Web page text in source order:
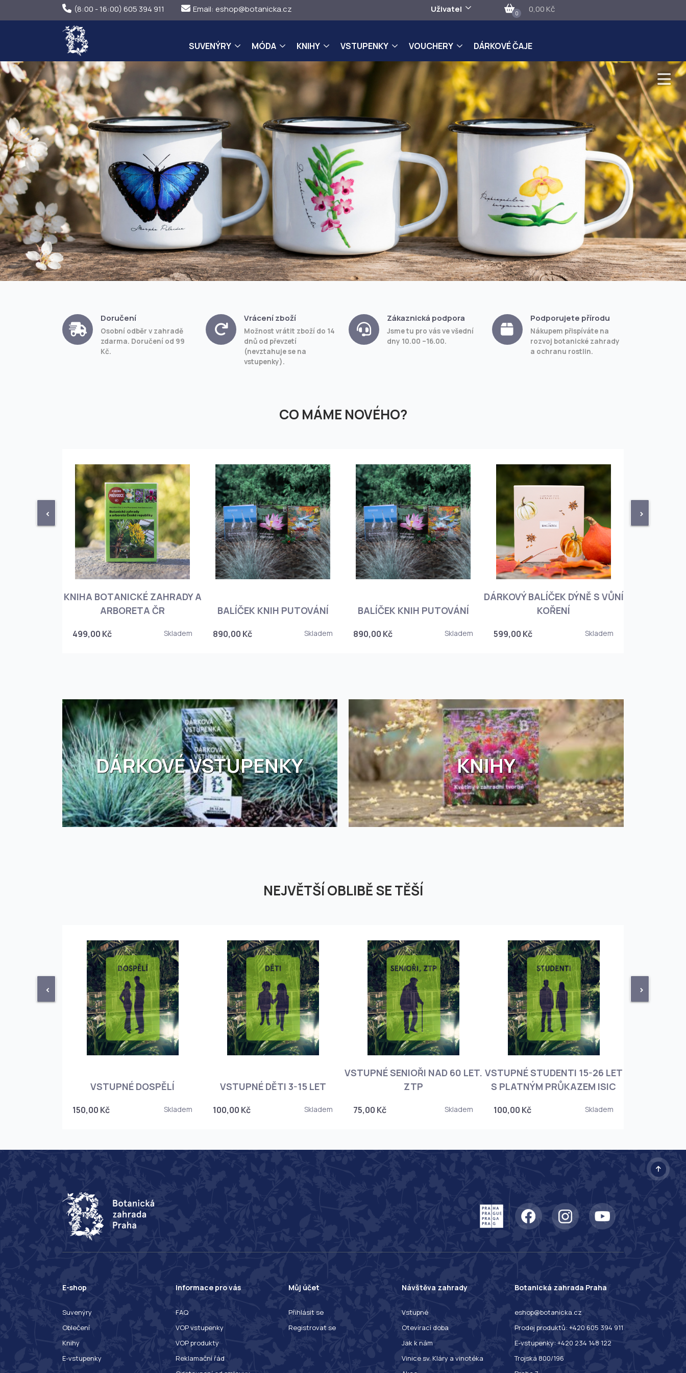
(8:00 - 16:00) 605 394 911 Email: eshop@botanicka.cz Uživatel 0 0,00 Kč
SUVENÝRY MÓDA KNIHY VSTUPENKY VOUCHERY DÁRKOVÉ ČAJE
Doručení
Osobní odběr v zahradě
zdarma. Doručení od 99
Kč.
Vrácení zboží
Možnost vrátit zboží do 14
dnů od převzetí
(nevztahuje se na
vstupenky).
Zákaznická podpora
Jsme tu pro vás ve všední
dny 10.00 –16.00.
Podporujete přírodu
Nákupem přispíváte na
rozvoj botanické zahrady
a ochranu rostlin.
CO MÁME NOVÉHO?
< >
KNIHA BOTANICKÉ ZAHRADY A
ARBORETA ČR
499,00 Kč Skladem
BALÍČEK KNIH PUTOVÁNÍ
890,00 Kč Skladem
BALÍČEK KNIH PUTOVÁNÍ
890,00 Kč Skladem
DÁRKOVÝ BALÍČEK DÝNĚ S VŮNÍ
KOŘENÍ
599,00 Kč Skladem
DÁRKOVÉ VSTUPENKY KNIHY
NEJVĚTŠÍ OBLIBĚ SE TĚŠÍ
< >
VSTUPNÉ DOSPĚLÍ
150,00 Kč Skladem
VSTUPNÉ DĚTI 3-15 LET
100,00 Kč Skladem
VSTUPNÉ SENIOŘI NAD 60 LET.
ZTP
75,00 Kč Skladem
VSTUPNÉ STUDENTI 15-26 LET
S PLATNÝM PRŮKAZEM ISIC
100,00 Kč Skladem
E-shop
Suvenýry
Oblečení
Knihy
E-vstupenky
Informace pro vás
FAQ
VOP vstupenky
VOP produkty
Reklamační řád
Můj účet
Přihlásit se
Registrovat se
Návštěva zahrady
Vstupné
Otevírací doba
Jak k nám
Vinice sv. Kláry a vinotéka
Botanická zahrada Praha
eshop@botanicka.cz
Prodej produktů: +420 605 394 911
E-vstupenky: +420 234 148 122
Trojská 800/196